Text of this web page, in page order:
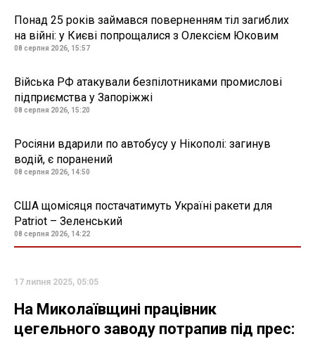
Понад 25 років займався поверненням тіл загиблих
на війні: у Києві попрощалися з Олексієм Юковим
08 серпня 2026, 15:57
Війська РФ атакували безпілотниками промислові
підприємства у Запоріжжі
08 серпня 2026, 15:20
Росіяни вдарили по автобусу у Нікополі: загинув
водій, є поранений
08 серпня 2026, 14:50
США щомісяця постачатимуть Україні ракети для
Patriot – Зеленський
08 серпня 2026, 14:22
17 липня 2025, 05:05
На Миколаївщині працівник
цегельного заводу потрапив під прес: